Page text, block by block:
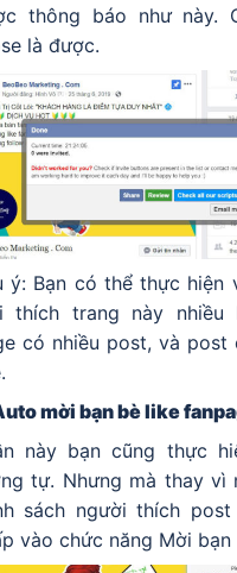
thông báo như này.
là được.
ý: Bạn có thể thực hiện
thích trang này nhiều
có nhiều post, và post
mời bạn bè like
này bạn cũng thực
tự. Nhưng mà thay vì
sách người thích
vào chức năng Mời bạn